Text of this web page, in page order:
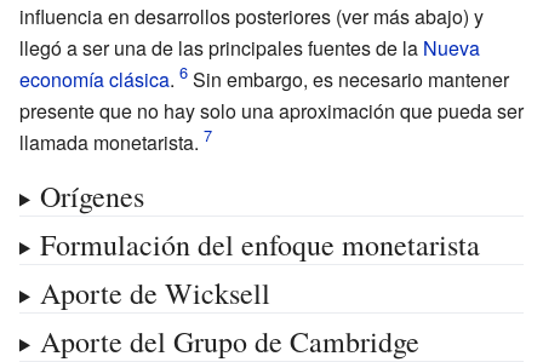
influencia en desarrollos posteriores (ver más abajo) y
llegó a ser una de las principales fuentes de la Nueva
economía clásica.
Sin embargo, es necesario mantener
presente que no hay solo una aproximación que pueda ser
llamada monetarista.
Orígenes
Formulación del enfoque monetarista
Aporte de Wicksell
Aporte del Grupo de Cambridge